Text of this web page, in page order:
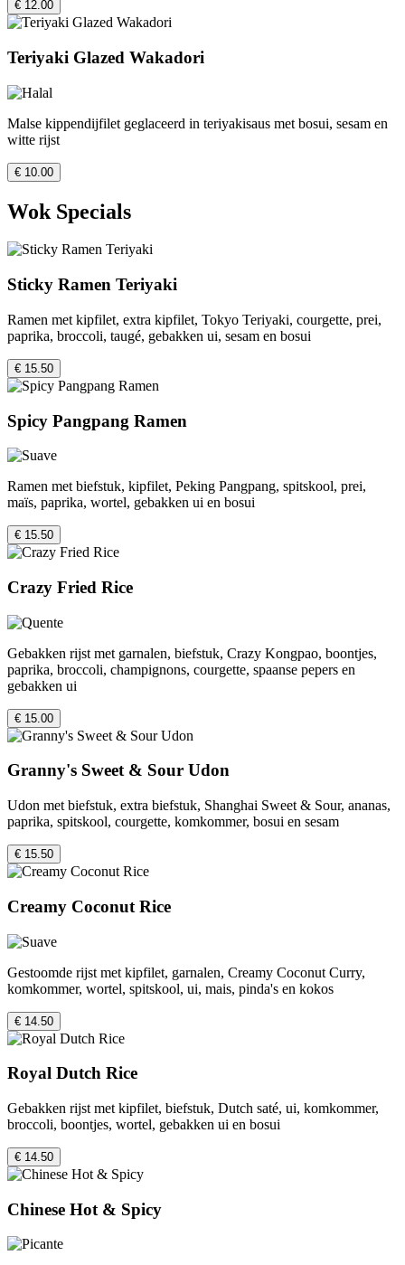
€ 12.00
Teriyaki Glazed Wakadori
Malse kippendijfilet geglaceerd in teriyakisaus met bosui, sesam en
witte rijst
€ 10.00
Wok Specials
Sticky Ramen Teriyaki
Ramen met kipfilet, extra kipfilet, Tokyo Teriyaki, courgette, prei,
paprika, broccoli, taugé, gebakken ui, sesam en bosui
€ 15.50
Spicy Pangpang Ramen
Ramen met biefstuk, kipfilet, Peking Pangpang, spitskool, prei,
maïs, paprika, wortel, gebakken ui en bosui
€ 15.50
Crazy Fried Rice
Gebakken rijst met garnalen, biefstuk, Crazy Kongpao, boontjes,
paprika, broccoli, champignons, courgette, spaanse pepers en
gebakken ui
€ 15.00
Granny's Sweet & Sour Udon
Udon met biefstuk, extra biefstuk, Shanghai Sweet & Sour, ananas,
paprika, spitskool, courgette, komkommer, bosui en sesam
€ 15.50
Creamy Coconut Rice
Gestoomde rijst met kipfilet, garnalen, Creamy Coconut Curry,
komkommer, wortel, spitskool, ui, mais, pinda's en kokos
€ 14.50
Royal Dutch Rice
Gebakken rijst met kipfilet, biefstuk, Dutch saté, ui, komkommer,
broccoli, boontjes, wortel, gebakken ui en bosui
€ 14.50
Chinese Hot & Spicy